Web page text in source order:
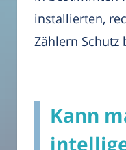
installierten,
Zählern Schutz
Kann